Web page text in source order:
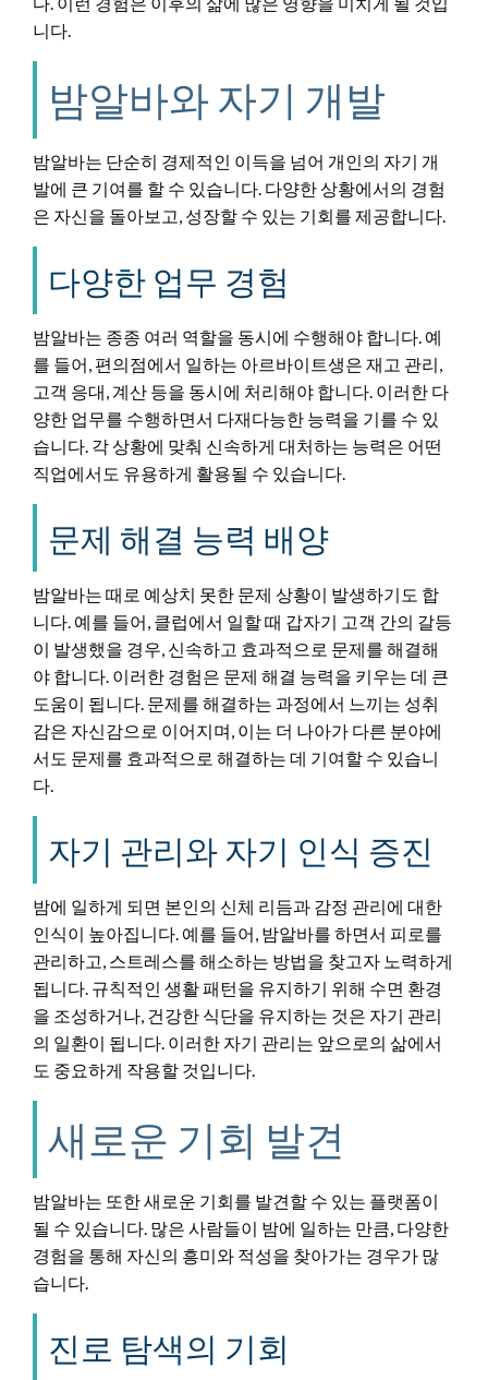
니다.
밤알바와 자기 개발
밤알바는 단순히 경제적인 이득을 넘어 개인의 자기 개
발에 큰 기여를 할 수 있습니다. 다양한 상황에서의 경험
은 자신을 돌아보고, 성장할 수 있는 기회를 제공합니다.
다양한 업무 경험
밤알바는 종종 여러 역할을 동시에 수행해야 합니다. 예
를 들어, 편의점에서 일하는 아르바이트생은 재고 관리,
고객 응대, 계산 등을 동시에 처리해야 합니다. 이러한 다
양한 업무를 수행하면서 다재다능한 능력을 기를 수 있
습니다. 각 상황에 맞춰 신속하게 대처하는 능력은 어떤
직업에서도 유용하게 활용될 수 있습니다.
문제 해결 능력 배양
밤알바는 때로 예상치 못한 문제 상황이 발생하기도 합
니다. 예를 들어, 클럽에서 일할 때 갑자기 고객 간의 갈등
이 발생했을 경우, 신속하고 효과적으로 문제를 해결해
야 합니다. 이러한 경험은 문제 해결 능력을 키우는 데 큰
도움이 됩니다. 문제를 해결하는 과정에서 느끼는 성취
감은 자신감으로 이어지며, 이는 더 나아가 다른 분야에
서도 문제를 효과적으로 해결하는 데 기여할 수 있습니
다.
자기 관리와 자기 인식 증진
밤에 일하게 되면 본인의 신체 리듬과 감정 관리에 대한
인식이 높아집니다. 예를 들어, 밤알바를 하면서 피로를
관리하고, 스트레스를 해소하는 방법을 찾고자 노력하게
됩니다. 규칙적인 생활 패턴을 유지하기 위해 수면 환경
을 조성하거나, 건강한 식단을 유지하는 것은 자기 관리
의 일환이 됩니다. 이러한 자기 관리는 앞으로의 삶에서
도 중요하게 작용할 것입니다.
새로운 기회 발견
밤알바는 또한 새로운 기회를 발견할 수 있는 플랫폼이
될 수 있습니다. 많은 사람들이 밤에 일하는 만큼, 다양한
경험을 통해 자신의 흥미와 적성을 찾아가는 경우가 많
습니다.
진로 탐색의 기회